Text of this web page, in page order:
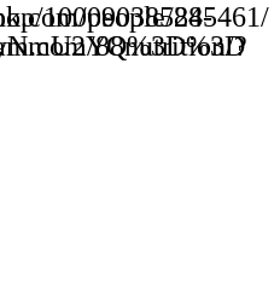
Protein-Shop/100090385245461/